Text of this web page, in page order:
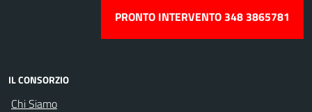
PRONTO INTERVENTO 348 3865781
IL CONSORZIO
Chi Siamo